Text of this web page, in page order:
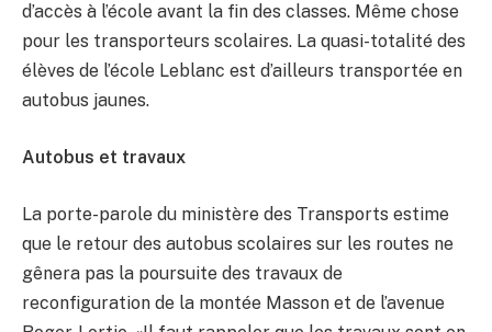
d’accès à l’école avant la fin des classes. Même chose
pour les transporteurs scolaires. La quasi-totalité des
élèves de l’école Leblanc est d’ailleurs transportée en
autobus jaunes.
Autobus et travaux
La porte-parole du ministère des Transports estime
que le retour des autobus scolaires sur les routes ne
gênera pas la poursuite des travaux de
reconfiguration de la montée Masson et de l’avenue